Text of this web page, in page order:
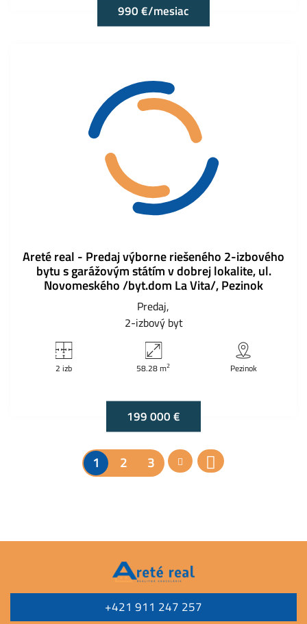
990 €/mesiac
Areté real - Predaj výborne riešeného 2-izbového
bytu s garážovým státím v dobrej lokalite, ul.
Novomeského /byt.dom La Vita/, Pezinok
Predaj
2-izbový byt
2 izb 58.28 m2 Pezinok
199 000 €
1 2 3
+421 911 247 257